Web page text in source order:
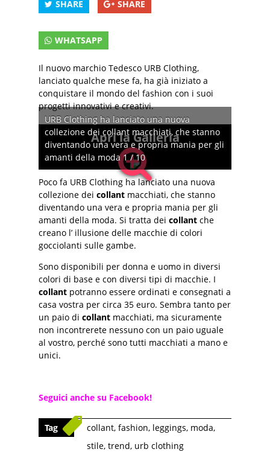
SHARE SHARE
WHATSAPP
Il nuovo marchio Tedesco URB Clothing,
lanciato qualche mese fa, ha già iniziato a
conquistare il mondo del fashion con i suoi
progetti innovativi e creativi.
Apri la Galleria
URB Clothing ha lanciato una nuova
collezione dei collant macchiati, che stanno
diventando una vera e propria mania per gli
amanti della moda 1 / 10
Poco fa URB Clothing ha lanciato una nuova
collezione dei collant macchiati, che stanno
diventando una vera e propria mania per gli
amanti della moda. Si tratta dei collant che
creano l’ illusione delle macchie di colori
gocciolanti sulle gambe.
Sono disponibili per donna e uomo in diversi
colori di base e con diversi tipi di macchie. I
collant potranno essere ordinati e consegnati a
casa vostra per circa 35 euro. Sembra tanto per
un paio di collant macchiati, ma sicuramente
non incontrerete nessuno con un paio uguale
al vostro, perché sono tutti macchiati a mano e
unici.
Seguici anche su Facebook!
Tag collant, fashion, leggings, moda,
stile, trend, urb clothing